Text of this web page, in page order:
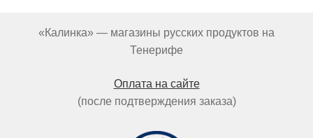
«Калинка» — магазины русских продуктов на
Тенерифе
Оплата на сайте
(после подтверждения заказа)